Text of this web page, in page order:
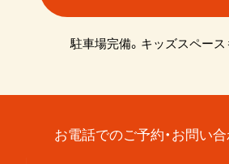
駐車場完備。キッズスペース
お電話でのご予約・お問い